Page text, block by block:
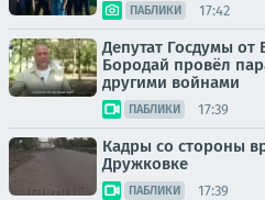
ПАБЛИКИ 17:42
Депутат Госдумы от
Бородай провёл
другими войнами
ПАБЛИКИ 17:39
Кадры со стороны
Дружковке
ПАБЛИКИ 17:39